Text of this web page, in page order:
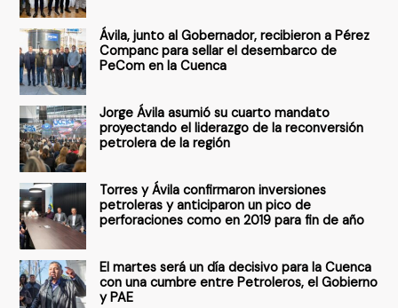
r
o
r
:
Ávila, junto al Gobernador, recibieron a Pérez
Companc para sellar el desembarco de
PeCom en la Cuenca
Jorge Ávila asumió su cuarto mandato
proyectando el liderazgo de la reconversión
petrolera de la región
Torres y Ávila confirmaron inversiones
petroleras y anticiparon un pico de
perforaciones como en 2019 para fin de año
El martes será un día decisivo para la Cuenca
con una cumbre entre Petroleros, el Gobierno
y PAE